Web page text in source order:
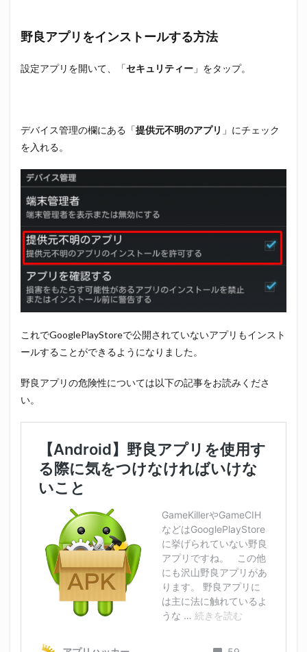
野良アプリをインストールする方法
設定アプリを開いて、「セキュリティー 」をタップ。
デバイス管理の欄にある「提供元不明のアプリ 」にチェック
を入れる。
これでGooglePlayStoreで公開されていないアプリもインスト
ールすることができるようになりました。
野良アプリの危険性については以下の記事をお読みくださ
い。